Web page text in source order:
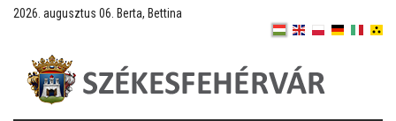
2026. augusztus 06. Berta, Bettina